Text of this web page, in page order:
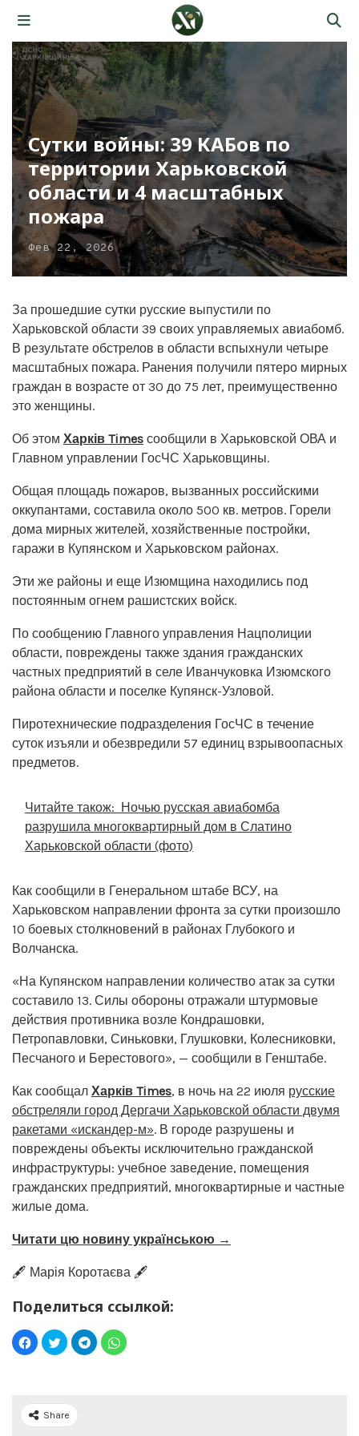
Сутки войны: 39 КАБов по
территории Харьковской
области и 4 масштабных
пожара
Фев 22, 2026
За прошедшие сутки русские выпустили по
Харьковской области 39 своих управляемых авиабомб.
В результате обстрелов в области вспыхнули четыре
масштабных пожара. Ранения получили пятеро мирных
граждан в возрасте от 30 до 75 лет, преимущественно
это женщины.
Об этом Харків Times сообщили в Харьковской ОВА и
Главном управлении ГосЧС Харьковщины.
Общая площадь пожаров, вызванных российскими
оккупантами, составила около 500 кв. метров. Горели
дома мирных жителей, хозяйственные постройки,
гаражи в Купянском и Харьковском районах.
Эти же районы и еще Изюмщина находились под
постоянным огнем рашистских войск.
По сообщению Главного управления Нацполиции
области, повреждены также здания гражданских
частных предприятий в селе Иванчуковка Изюмского
района области и поселке Купянск-Узловой.
Пиротехнические подразделения ГосЧС в течение
суток изъяли и обезвредили 57 единиц взрывоопасных
предметов.
Читайте також: Ночью русская авиабомба
разрушила многоквартирный дом в Слатино
Харьковской области (фото)
Как сообщили в Генеральном штабе ВСУ, на
Харьковском направлении фронта за сутки произошло
10 боевых столкновений в районах Глубокого и
Волчанска.
«На Купянском направлении количество атак за сутки
составило 13. Силы обороны отражали штурмовые
действия противника возле Кондрашовки,
Петропавловки, Синьковки, Глушковки, Колесниковки,
Песчаного и Берестового», — сообщили в Генштабе.
Как сообщал Харків Times, в ночь на 22 июля русские
обстреляли город Дергачи Харьковской области двумя
ракетами «искандер-м». В городе разрушены и
повреждены объекты исключительно гражданской
инфраструктуры: учебное заведение, помещения
гражданских предприятий, многоквартирные и частные
жилые дома.
Читати цю новину українською →
🖋️ Марія Коротаєва 🖋️
Поделиться ссылкой:
Share